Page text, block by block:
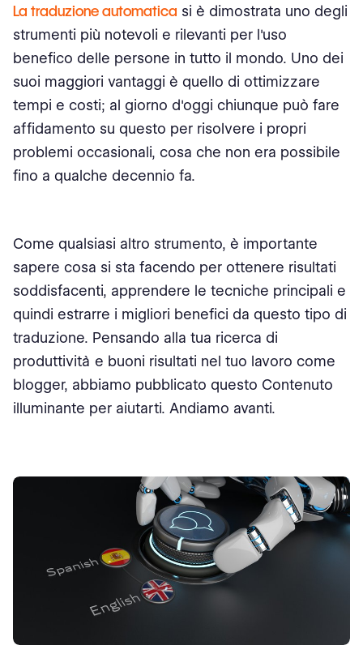
sul mercato
DeepL Traduttore
SYSTRAN Tradotto
Google Translate
Bing. Microsoft Traduttore
automatica nel 2023
La traduzione automatica si è dimostrata uno degli
strumenti più notevoli e rilevanti per l'uso
benefico delle persone in tutto il mondo. Uno dei
suoi maggiori vantaggi è quello di ottimizzare
tempi e costi; al giorno d'oggi chiunque può fare
affidamento su questo per risolvere i propri
problemi occasionali, cosa che non era possibile
fino a qualche decennio fa.
Come qualsiasi altro strumento, è importante
sapere cosa si sta facendo per ottenere risultati
soddisfacenti, apprendere le tecniche principali e
quindi estrarre i migliori benefici da questo tipo di
traduzione. Pensando alla tua ricerca di
produttività e buoni risultati nel tuo lavoro come
blogger, abbiamo pubblicato questo Contenuto
illuminante per aiutarti. Andiamo avanti.